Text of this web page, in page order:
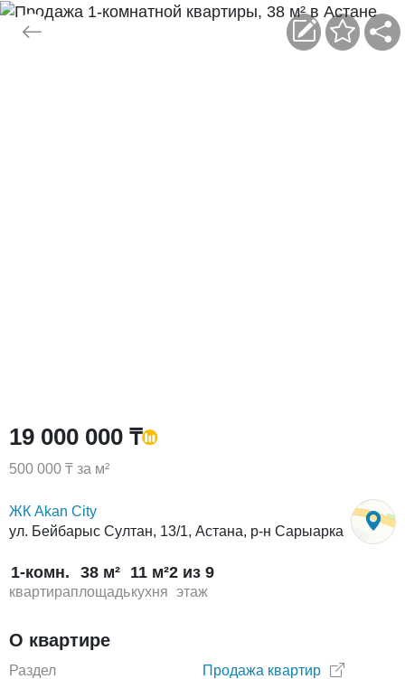
19 000 000 ₸
500 000 ₸ за м²
ЖК Akan City
ул. Бейбарыс Султан, 13/1, Астана, р-н Сарыарка
1-комн.
квартира
38 м²
площадь
11 м²
кухня
2 из 9
этаж
О квартире
Раздел
Продажа квартир